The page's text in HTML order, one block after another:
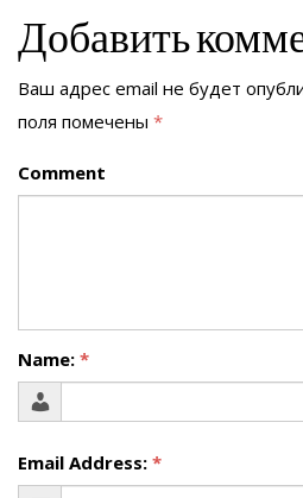
Добавить
Ваш адрес email не будет
поля помечены *
Comment
Name: *
Email Address: *